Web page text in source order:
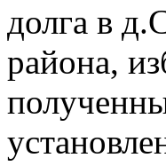
долга в
района,